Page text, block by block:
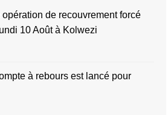
de recouvrement forcé
10 Août à Kolwezi
à rebours est lancé pour